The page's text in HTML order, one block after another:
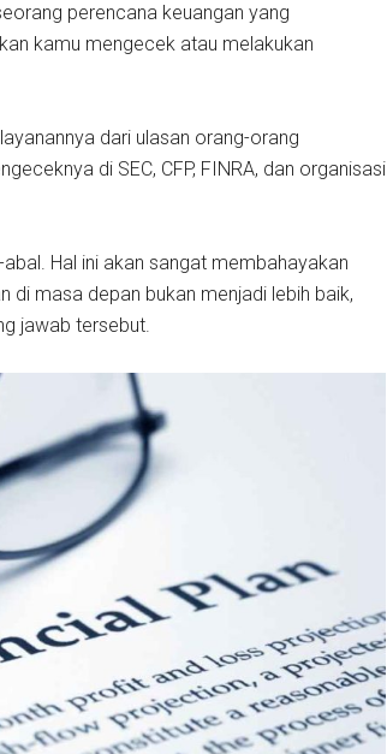
perencana keuangan yang
kamu mengecek atau melakukan
dari ulasan orang-orang
di SEC, CFP, FINRA, dan organisasi
Hal ini akan sangat membahayakan
di masa depan bukan menjadi lebih baik,
jawab tersebut.